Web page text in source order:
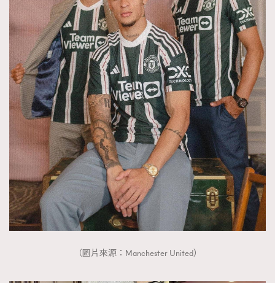
（圖片來源：Manchester United）